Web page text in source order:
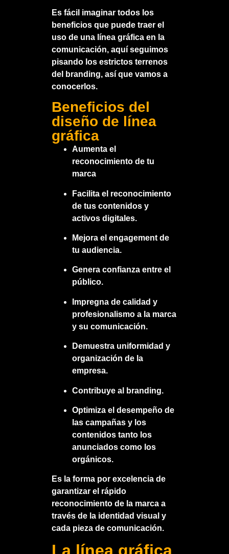
Es fácil imaginar todos los
beneficios que puede traer el
uso de una línea gráfica en la
comunicación, aquí seguimos
pisando los estrictos terrenos
del branding, así que vamos a
conocerlos.
Beneficios del
diseño de línea
gráfica
Aumenta el
reconocimiento de tu
marca
Facilita el reconocimiento
de tus contenidos y
activos digitales.
Mejora el engagement de
tu audiencia.
Genera confianza entre el
público.
Impregna de calidad y
profesionalismo a la marca
y su comunicación.
Demuestra uniformidad y
organización de la
empresa.
Contribuye al branding.
Optimiza el desempeño de
las campañas y los
contenidos tanto los
anunciados como los
orgánicos.
Es la forma por excelencia de
garantizar el rápido
reconocimiento de la marca a
través de la identidad visual y
cada pieza de comunicación.